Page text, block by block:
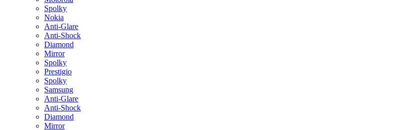
Spolky
Nokia
Anti-Glare
Anti-Shock
Diamond
Mirror
Spolky
Prestigio
Spolky
Samsung
Anti-Glare
Anti-Shock
Diamond
Mirror